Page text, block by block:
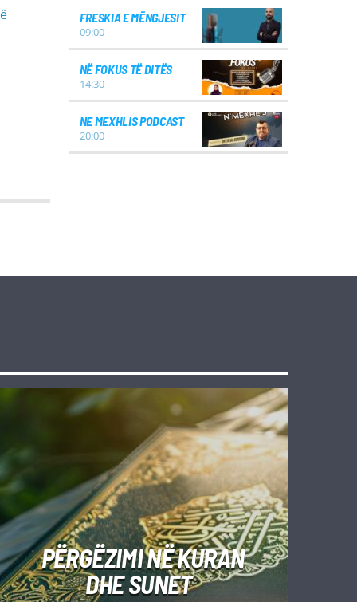
FRESKIA E MËNGJESIT
09:00
NË FOKUS TË DITËS
14:30
NE MEXHLIS PODCAST
20:00
PËRGËZIMI NË KURAN
DHE SUNET